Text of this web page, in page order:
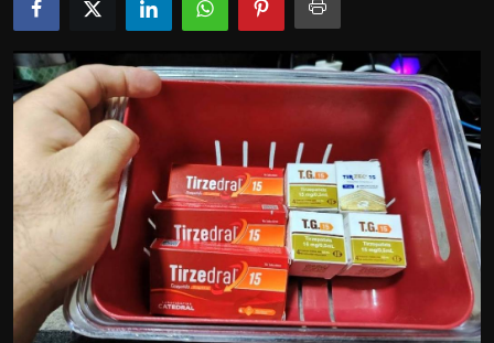
Economia
Cultura
Internacional
APOIE
Educação
Justiça